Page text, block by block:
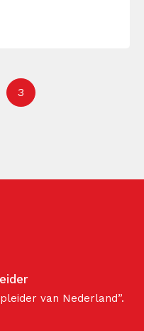
en
3
van Nederland”.